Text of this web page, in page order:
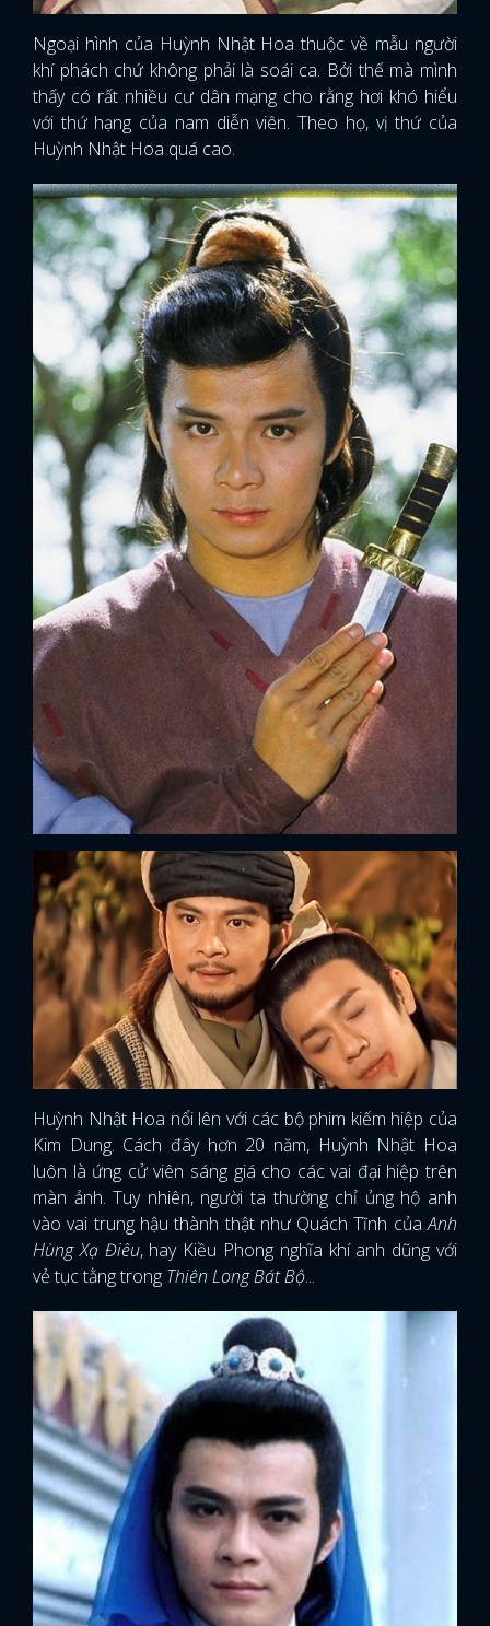
Ngoại hình của Huỳnh Nhật Hoa thuộc về mẫu người
khí phách chứ không phải là soái ca. Bởi thế mà mình
thấy có rất nhiều cư dân mạng cho rằng hơi khó hiểu
với thứ hạng của nam diễn viên. Theo họ, vị thứ của
Huỳnh Nhật Hoa quá cao.
Huỳnh Nhật Hoa nổi lên với các bộ phim kiếm hiệp của
Kim Dung. Cách đây hơn 20 năm, Huỳnh Nhật Hoa
luôn là ứng cử viên sáng giá cho các vai đại hiệp trên
màn ảnh. Tuy nhiên, người ta thường chỉ ủng hộ anh
vào vai trung hậu thành thật như Quách Tĩnh của Anh
Hùng Xạ Điêu, hay Kiều Phong nghĩa khí anh dũng với
vẻ tục tằng trong Thiên Long Bát Bộ...